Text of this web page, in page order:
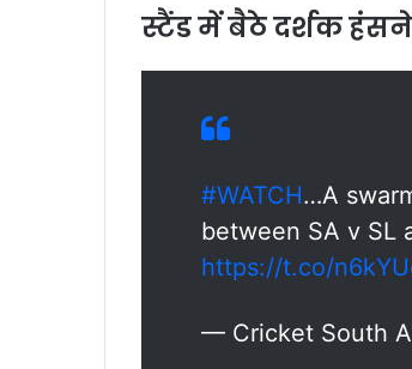
स्टैंड में बैठे दर्शक
#WATCH…A
between SA v SL
https://t.co/
— Cricket South